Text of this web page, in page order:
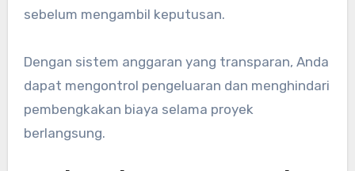
sebelum mengambil keputusan.
Dengan sistem anggaran yang transparan, Anda
dapat mengontrol pengeluaran dan menghindari
pembengkakan biaya selama proyek
berlangsung.